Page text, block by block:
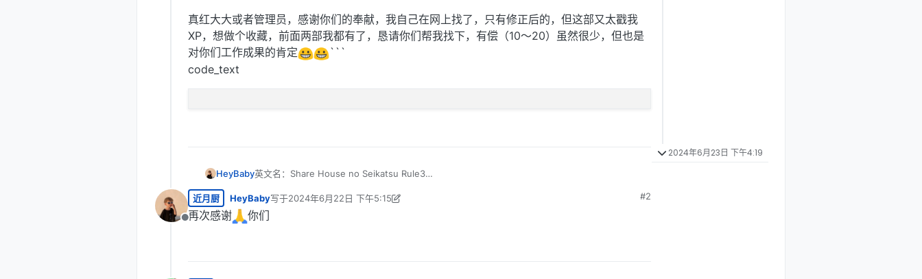
真红大大或者管理员，感谢你们的奉献，我自己在网上找了，只有修正后的，但这部又太戳我
XP，想做个收藏，前面两部我都有了，恳请你们帮我找下，有偿（10～20）虽然很少，但也是
对你们工作成果的肯定
```
code_text
HeyBaby英文名：Share House no Seikatsu Rule3
作者：Satou Tomoyuki
是无修正版、无修正版、无修正版
真红大大或者管理员，感谢你们的奉献，我自己在网上找了，只有修正后的，但这部又太戳我XP，
想做个收藏，前面两部我都有了，恳请你们帮我找下，有偿（10～20）虽然很少，但也是对你们工
离线
近月厨 HeyBaby写于2024年6月22日 下午5:15
最后由 HeyBaby 编辑2024年6月22日 下午12:40
#2
再次感谢 你们
2024年6月23日 下午4:19